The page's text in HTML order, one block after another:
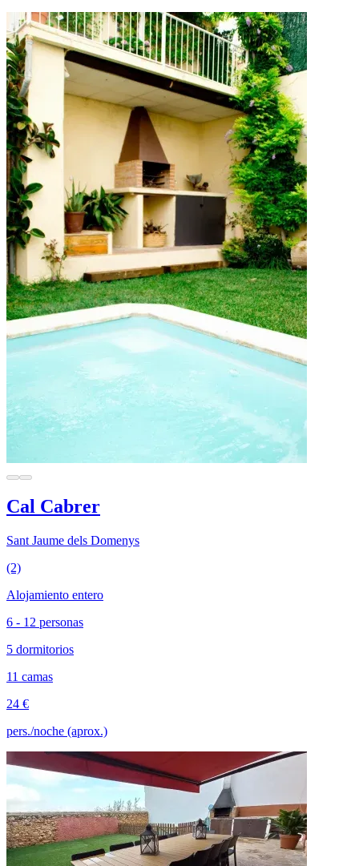
Cal Cabrer
Sant Jaume dels Domenys
(2)
Alojamiento entero
6 - 12 personas
5 dormitorios
11 camas
24 €
pers./noche (aprox.)